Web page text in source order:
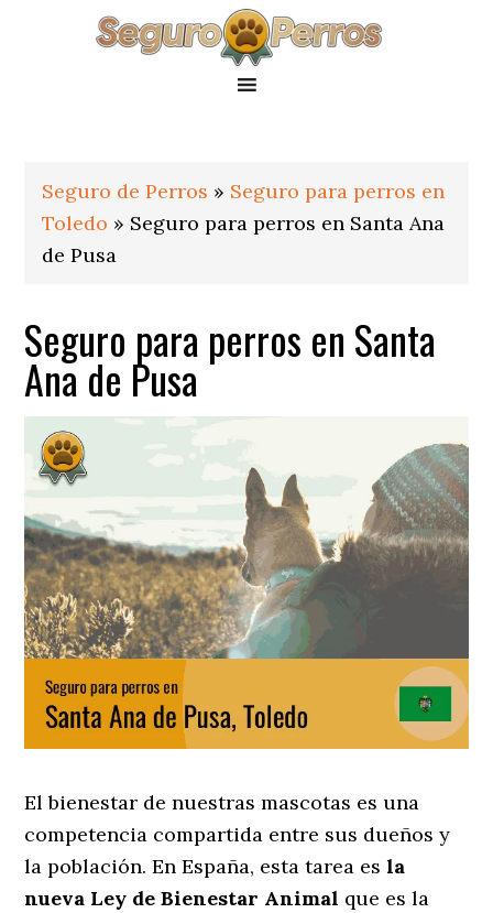
Seguro de Perros » Seguro para perros en
Toledo » Seguro para perros en Santa Ana
de Pusa
Seguro para perros en Santa
Ana de Pusa
El bienestar de nuestras mascotas es una
competencia compartida entre sus dueños y
la población. En España, esta tarea esla
nueva Ley de Bienestar Animal que es la